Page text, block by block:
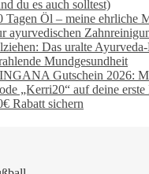
du es auch solltest)
Tagen Öl – meine ehrliche
ayurvedischen
Das uralte
Mundgesundheit
Gutschein 2026:
„Kerri20“ auf deine
Rabatt sichern